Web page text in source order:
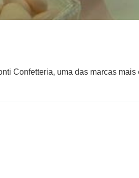
Confetteria, uma das marcas